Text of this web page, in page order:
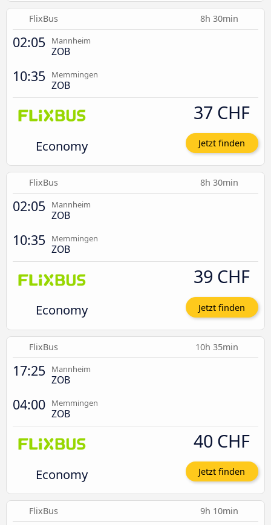
FlixBus 8h 30min
02:05 Mannheim
ZOB
10:35 Memmingen
ZOB
Economy
37 CHF
Jetzt finden
FlixBus 8h 30min
02:05 Mannheim
ZOB
10:35 Memmingen
ZOB
Economy
39 CHF
Jetzt finden
FlixBus 10h 35min
17:25 Mannheim
ZOB
04:00 Memmingen
ZOB
Economy
40 CHF
Jetzt finden
FlixBus 9h 10min